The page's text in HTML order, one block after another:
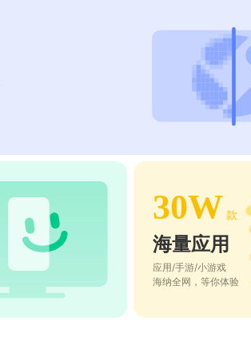
30W 款
海量应用
应用/手游/小游戏
海纳全网，等你体验